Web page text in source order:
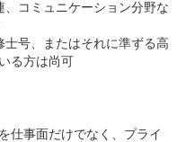
コミュニケーション分野な
号、またはそれに準ずる高
る方は尚可
仕事面だけでなく、プライ